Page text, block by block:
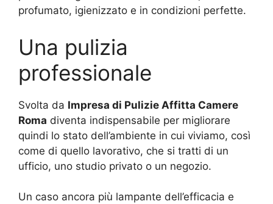
profumato, igienizzato e in condizioni perfette.
Una pulizia
professionale
Svolta da Impresa di Pulizie Affitta Camere
Roma diventa indispensabile per migliorare
quindi lo stato dell’ambiente in cui viviamo, così
come di quello lavorativo, che si tratti di un
ufficio, uno studio privato o un negozio.
Un caso ancora più lampante dell’efficacia e